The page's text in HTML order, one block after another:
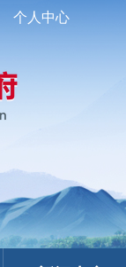
个人中心